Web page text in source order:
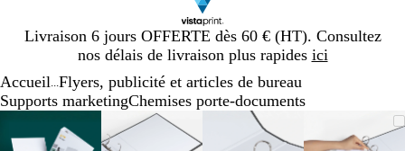
Livraison 6 jours OFFERTE dès 60 € (HT). Consultez
nos délais de livraison plus rapides ici
Diapositive
1
Accueil Flyers, publicité et articles de bureau
Supports marketingChemises porte-documents
zoomable
au
pour
les
Image
zoomable
Zoom
Cliquez
Utilisez
Image
zoomable
Zoom
au
Cliquez
pour
Utilisez
les
Image
au
Cliquez
pour
Utilisez
les